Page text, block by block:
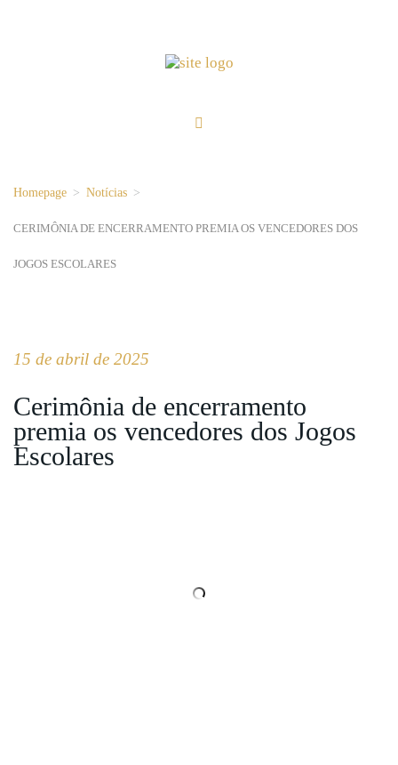
Homepage > Notícias >
CERIMÔNIA DE ENCERRAMENTO PREMIA OS VENCEDORES DOS
JOGOS ESCOLARES
15 de abril de 2025
Cerimônia de encerramento
premia os vencedores dos Jogos
Escolares